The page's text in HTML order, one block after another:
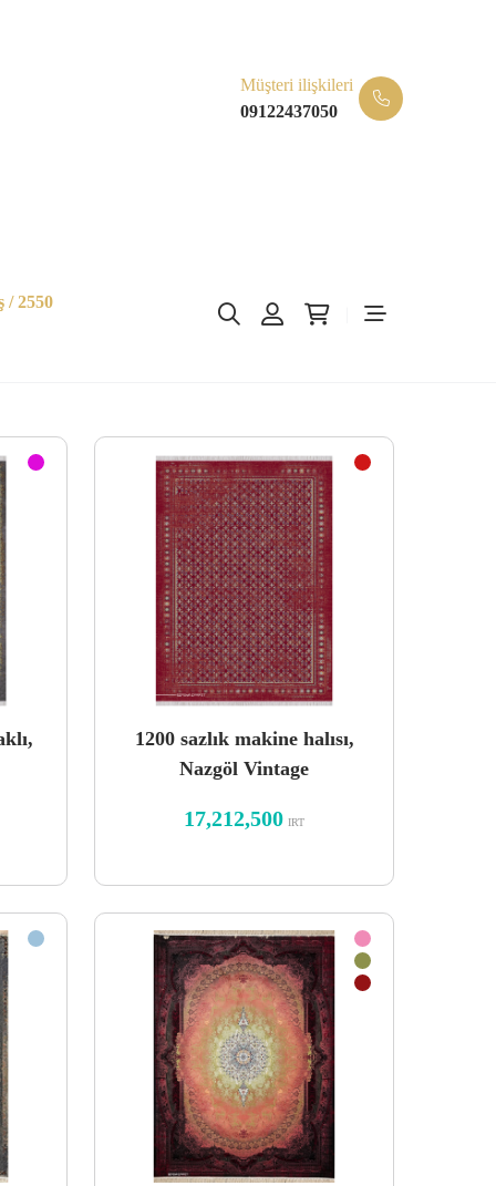
Müşteri ilişkileri
09122437050
/ 2550
1200 sazlık makine halısı,
Nazgöl Vintage
17,212,500 IRT